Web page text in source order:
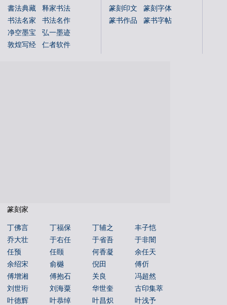
書法典藏
释家书法
书法名家
书法名作
净空墨宝
弘一墨迹
敦煌写经
仁者软件
篆刻印文
篆刻字体
篆书作品
篆书字帖
篆刻家
丁佛言 丁福保 丁辅之
丰子恺
乔大壮
于右任 于省吾
于非闇
任预
任颐 何香凝
余任天
余绍宋
俞樾 倪田
傅伒
傅增湘
傅抱石 关良
冯超然
刘世珩
刘海粟 华世奎
古印集萃
叶德辉
叶恭绰 叶昌炽
叶浅予